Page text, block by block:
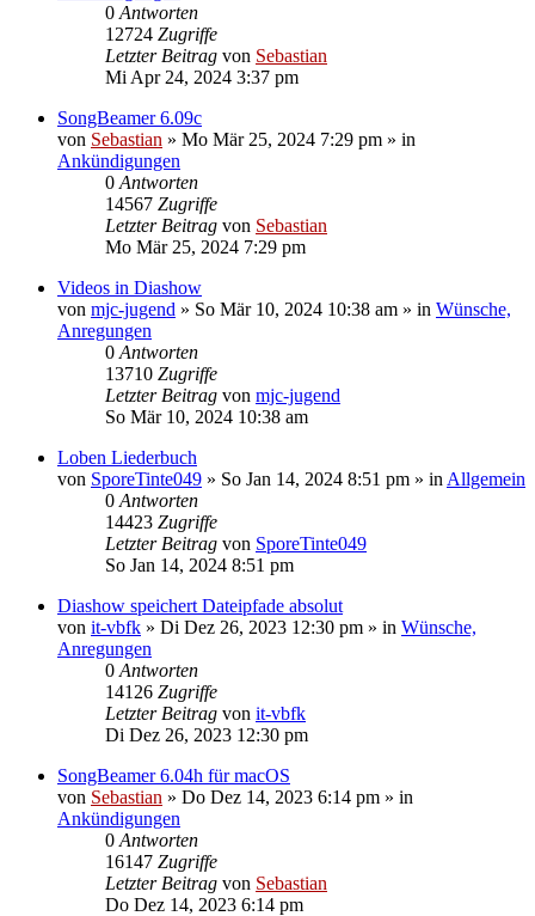
0 Antworten
12724 Zugriffe
Letzter Beitrag von Sebastian
Mi Apr 24, 2024 3:37 pm
SongBeamer 6.09c
von Sebastian » Mo Mär 25, 2024 7:29 pm » in
Ankündigungen
0 Antworten
14567 Zugriffe
Letzter Beitrag von Sebastian
Mo Mär 25, 2024 7:29 pm
Videos in Diashow
von mjc-jugend » So Mär 10, 2024 10:38 am » in Wünsche,
Anregungen
0 Antworten
13710 Zugriffe
Letzter Beitrag von mjc-jugend
So Mär 10, 2024 10:38 am
Loben Liederbuch
von SporeTinte049 » So Jan 14, 2024 8:51 pm » in Allgemein
0 Antworten
14423 Zugriffe
Letzter Beitrag von SporeTinte049
So Jan 14, 2024 8:51 pm
Diashow speichert Dateipfade absolut
von it-vbfk » Di Dez 26, 2023 12:30 pm » in Wünsche,
Anregungen
0 Antworten
14126 Zugriffe
Letzter Beitrag von it-vbfk
Di Dez 26, 2023 12:30 pm
SongBeamer 6.04h für macOS
von Sebastian » Do Dez 14, 2023 6:14 pm » in
Ankündigungen
0 Antworten
16147 Zugriffe
Letzter Beitrag von Sebastian
Do Dez 14, 2023 6:14 pm